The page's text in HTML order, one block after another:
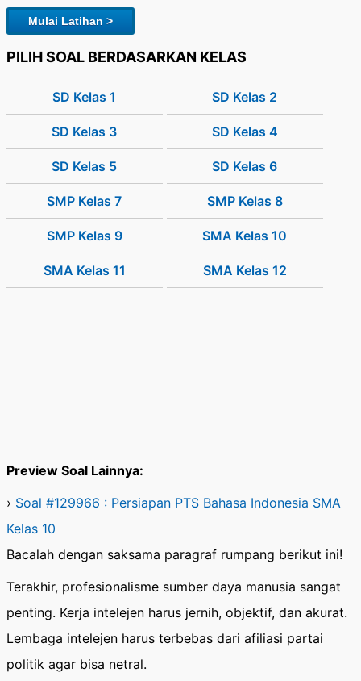
Mulai Latihan >
PILIH SOAL BERDASARKAN KELAS
SD Kelas 1 SD Kelas 2
SD Kelas 3 SD Kelas 4
SD Kelas 5 SD Kelas 6
SMP Kelas 7 SMP Kelas 8
SMP Kelas 9 SMA Kelas 10
SMA Kelas 11 SMA Kelas 12
Preview Soal Lainnya:
› Soal #129966 : Persiapan PTS Bahasa Indonesia SMA
Kelas 10
Bacalah dengan saksama paragraf rumpang berikut ini!
Terakhir, profesionalisme sumber daya manusia sangat
penting. Kerja intelejen harus jernih, objektif, dan akurat.
Lembaga intelejen harus terbebas dari afiliasi partai
politik agar bisa netral.